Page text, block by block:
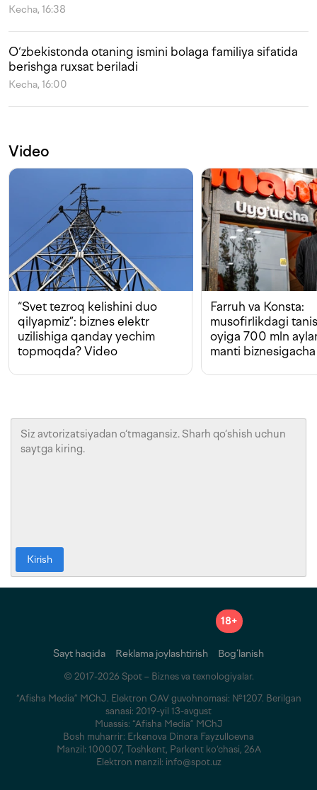
Kecha, 16:38
O‘zbekistonda otaning ismini bolaga familiya sifatida
berishga ruxsat beriladi
Kecha, 16:00
Video
“Svet tezroq kelishini duo
qilyapmiz”: biznes elektr
uzilishiga qanday yechim
topmoqda? Video
Farruh va Konsta:
musofirlikdagi
oyiga 700 mln
manti biznesigacha
Kirish
18+
Sayt haqida Reklama joylashtirish Bog‘lanish
© 2017-2026 Spot – Biznes va texnologiyalar.
“Afisha Media” MChJ. Elektron OAV guvohnomasi: №1207. Berilgan
sanasi: 2019-yil 13-avgust
Muassis: “Afisha Media” MChJ
Bosh muharrir: Erkenova Dinora Fayzulloevna
Manzil: 100007, Toshkent, Parkent ko‘chasi, 26A
Elektron manzil: info@spot.uz